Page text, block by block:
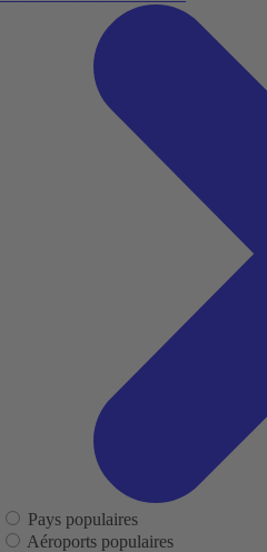
Pays populaires
Aéroports populaires